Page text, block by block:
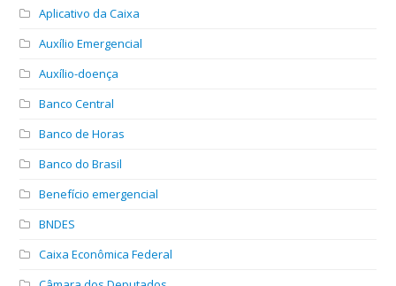
Aplicativo da Caixa
Auxílio Emergencial
Auxílio-doença
Banco Central
Banco de Horas
Banco do Brasil
Benefício emergencial
BNDES
Caixa Econômica Federal